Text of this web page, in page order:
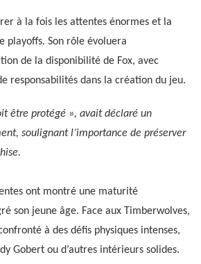
à la fois les attentes énormes et la
playoffs. Son rôle évoluera
de la disponibilité de Fox, avec
responsabilités dans la création du jeu.
être protégé », avait déclaré un
soulignant l’importance de préserver
ont montré une maturité
son jeune âge. Face aux Timberwolves,
à des défis physiques intenses,
Gobert ou d’autres intérieurs solides.